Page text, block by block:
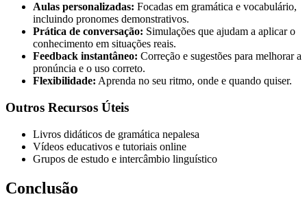
Aulas personalizadas: Focadas em gramática e vocabulário,
incluindo pronomes demonstrativos.
Prática de conversação: Simulações que ajudam a aplicar o
conhecimento em situações reais.
Feedback instantâneo: Correção e sugestões para melhorar a
pronúncia e o uso correto.
Flexibilidade: Aprenda no seu ritmo, onde e quando quiser.
Outros Recursos Úteis
Livros didáticos de gramática nepalesa
Vídeos educativos e tutoriais online
Grupos de estudo e intercâmbio linguístico
Conclusão